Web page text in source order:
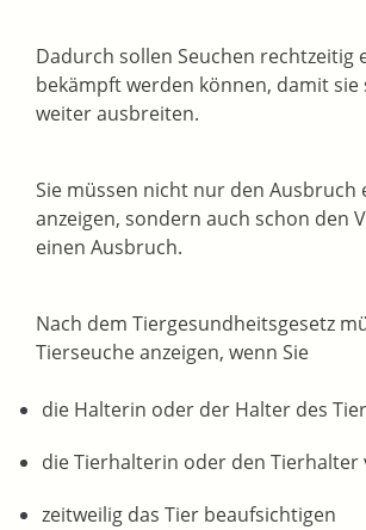
Dadurch sollen Seuchen rechtzeitig
bekämpft werden können, damit sie
weiter ausbreiten.
Sie müssen nicht nur den Ausbruch
anzeigen, sondern auch schon den
einen Ausbruch.
Nach dem Tiergesundheitsgesetz
Tierseuche anzeigen, wenn Sie
die Halterin oder der Halter des
die Tierhalterin oder den
zeitweilig das Tier beaufsichtigen